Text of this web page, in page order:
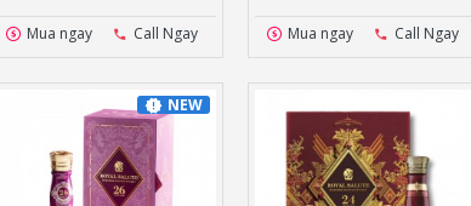
Mua ngay Call Ngay Mua ngay Call Ngay
NEW